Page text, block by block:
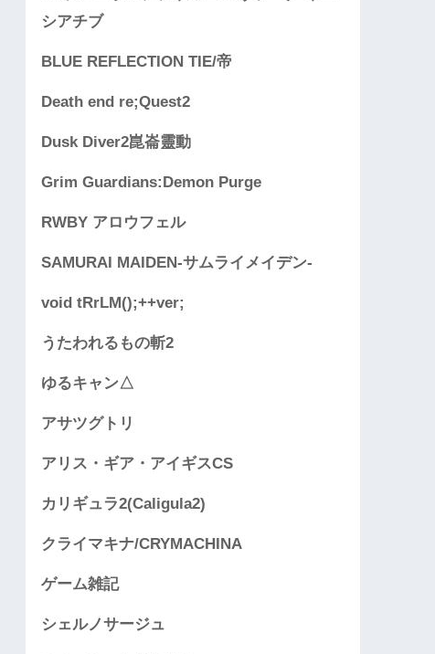
シアチブ
BLUE REFLECTION TIE/帝
Death end re;Quest2
Dusk Diver2崑崙靈動
Grim Guardians:Demon Purge
RWBY アロウフェル
SAMURAI MAIDEN-サムライメイデン-
void tRrLM();++ver;
うたわれるもの斬2
ゆるキャン△
アサツグトリ
アリス・ギア・アイギスCS
カリギュラ2(Caligula2)
クライマキナ/CRYMACHINA
ゲーム雑記
シェルノサージュ